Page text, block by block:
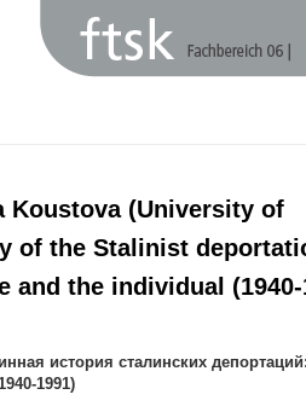
Koustova (University of
of the Stalinist
the individual (1940-
история сталинских
1991)